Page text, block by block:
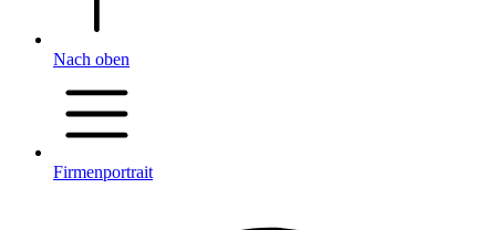
Nach oben
Firmenportrait